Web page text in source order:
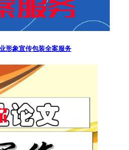
形象宣传包装全案服务